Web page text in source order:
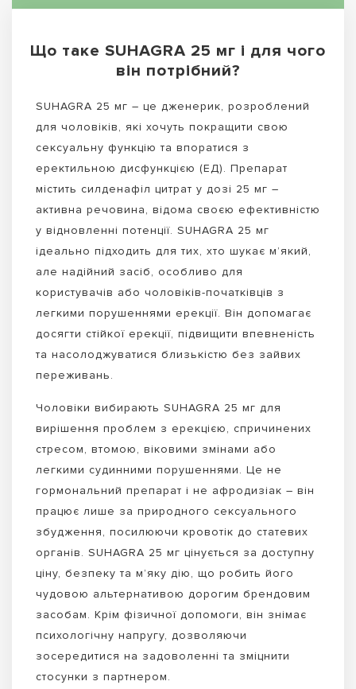
Що таке SUHAGRA 25 мг і для чого
він потрібний?
SUHAGRA 25 мг – це дженерик, розроблений
для чоловіків, які хочуть покращити свою
сексуальну функцію та впоратися з
еректильною дисфункцією (ЕД). Препарат
містить силденафіл цитрат у дозі 25 мг –
активна речовина, відома своєю ефективністю
у відновленні потенції. SUHAGRA 25 мг
ідеально підходить для тих, хто шукає м’який,
але надійний засіб, особливо для
користувачів або чоловіків-початківців з
легкими порушеннями ерекції. Він допомагає
досягти стійкої ерекції, підвищити впевненість
та насолоджуватися близькістю без зайвих
переживань.
Чоловіки вибирають SUHAGRA 25 мг для
вирішення проблем з ерекцією, спричинених
стресом, втомою, віковими змінами або
легкими судинними порушеннями. Це не
гормональний препарат і не афродизіак – він
працює лише за природного сексуального
збудження, посилюючи кровотік до статевих
органів. SUHAGRA 25 мг цінується за доступну
ціну, безпеку та м’яку дію, що робить його
чудовою альтернативою дорогим брендовим
засобам. Крім фізичної допомоги, він знімає
психологічну напругу, дозволяючи
зосередитися на задоволенні та зміцнити
стосунки з партнером.